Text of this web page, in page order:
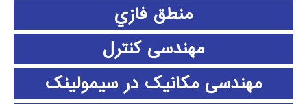
منطق فازي
مهندسی کنترل
مهندسی مکانیک در سیمولینک